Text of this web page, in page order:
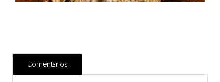
Comentarios